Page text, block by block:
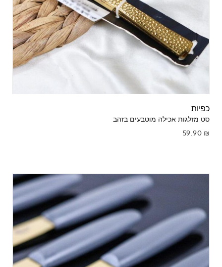
כפיות
סט מזלגות אכילה מוטבעים בזהב
59.90 ₪